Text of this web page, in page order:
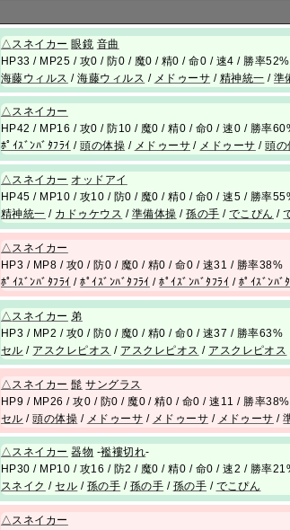
△ スネイカー 眼鏡 音曲
HP33 / MP25 / 攻0 / 防0 / 魔0 / 精0 / 命0 / 速4 / 勝率52%
海藤ウィルス /海藤ウィルス / メドゥーサ / 精神統一 / 準
△スネイカー
HP42 / MP16 / 攻0 / 防10 / 魔0 / 精0 / 命0 / 速0 / 勝率
ﾎﾟｲｽﾞﾝﾊﾞﾀﾌﾗｲ /頭の体操 / メドゥーサ / メドゥーサ /頭の
△スネイカー オッドアイ
HP45 / MP10 / 攻10 / 防0 / 魔0 / 精0 / 命0 / 速5 / 勝率
精神統一 / カドゥケウス / 準備体操 /孫の手 / でこぴん /
△スネイカー
HP3 / MP8 / 攻0 / 防0 / 魔0 / 精0 / 命0 / 速31 / 勝率38%
ﾎﾟｲｽﾞﾝﾊﾞﾀﾌﾗｲ /ﾎﾟｲｽﾞﾝﾊﾞﾀﾌﾗｲ /ﾎﾟｲｽﾞﾝﾊﾞﾀﾌﾗｲ / ﾎﾟｲｽﾞﾝﾊﾞ
△ スネイカー 弟
HP3 / MP2 / 攻0 / 防0 / 魔0 / 精0 / 命0 / 速37 / 勝率63%
セル / アスクレピオス / アスクレピオス / アスクレピオス
△ スネイカー 髭 サングラス
HP9 / MP26 / 攻0 / 防0 / 魔0 / 精0 / 命0 / 速11 / 勝率38%
セル /頭の体操 / メドゥーサ / メドゥーサ / メドゥーサ /
△スネイカー 器物 -襤褸切れ-
HP30 / MP10 / 攻16 / 防2 / 魔0 / 精0 / 命0 / 速2 / 勝率
スネイク /セル / 孫の手 / 孫の手 / 孫の手 / でこぴん
△スネイカー